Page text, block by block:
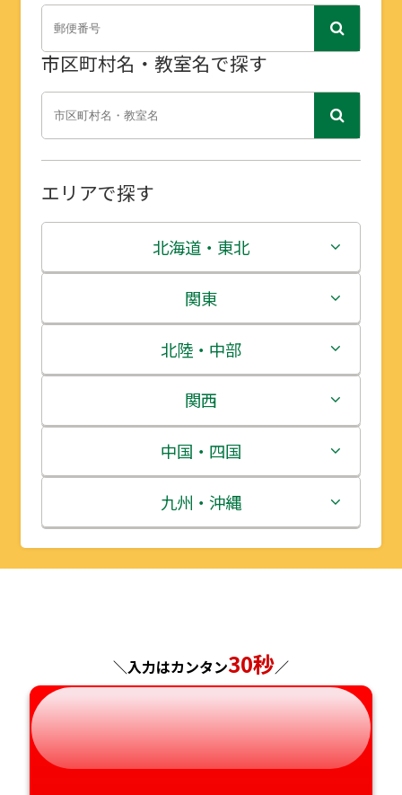
市区町村名・教室名で探す
エリアで探す
北海道・東北
北海道
青森県
岩手県
宮城県
秋田県
山形県
関東
茨城県
栃木県
群馬県
埼玉県
千葉県
北陸・中部
新潟県
富山県
石川県
福井県
静岡県
関西
三重県
滋賀県
京都府
和歌山県
中国・四国
鳥取県
島根県
徳島県
九州・沖縄
福岡県
熊本県
大分県
＼入力はカンタン30秒／